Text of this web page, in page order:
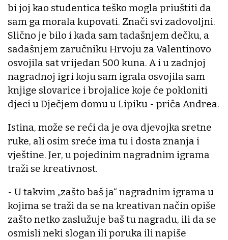
bi joj kao studentica teško mogla priuštiti da
sam ga morala kupovati. Znači svi zadovoljni.
Slično je bilo i kada sam tadašnjem dečku, a
sadašnjem zaručniku Hrvoju za Valentinovo
osvojila sat vrijedan 500 kuna. A i u zadnjoj
nagradnoj igri koju sam igrala osvojila sam
knjige slovarice i brojalice koje će pokloniti
djeci u Dječjem domu u Lipiku - priča Andrea.
Istina, može se reći da je ova djevojka sretne
ruke, ali osim sreće ima tu i dosta znanja i
vještine. Jer, u pojedinim nagradnim igrama
traži se kreativnost.
- U takvim „zašto baš ja“ nagradnim igrama u
kojima se traži da se na kreativan način opiše
zašto netko zaslužuje baš tu nagradu, ili da se
osmisli neki slogan ili poruka ili napiše